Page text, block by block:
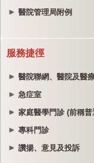
醫院管理局附例
服務捷徑
醫院聯網、醫院及醫
急症室
家庭醫學門診 (前稱
專科門診
讚揚、意見及投訴